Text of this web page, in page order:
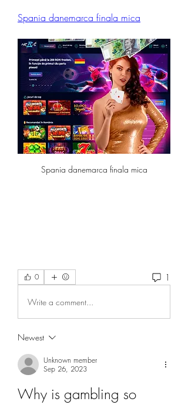
Spania danemarca finala mica
Spania danemarca finala mica
0 1
Write a comment...
Newest
Unknown member
Sep 26, 2023
Why is gambling so